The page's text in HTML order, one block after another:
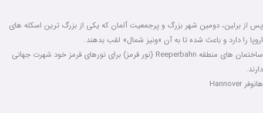
پس از برلین، دومین شهر بزرگ و پرجمعیت آلمان که یکی از بزرگ ترین اسکله های
اروپا را دارد و باعث شده تا به آن «ونیز شمال» لقب بدهند.
ساختمان های منطقه Reeperbahn (نور قرمز) برای نورهای قرمز خود شهرت جهانی
دارند.
هانوفر Hannover